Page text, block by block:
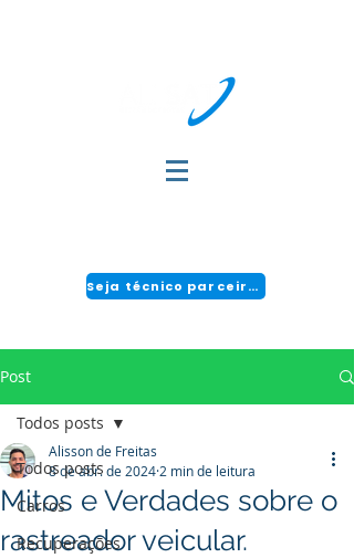
Seja técnico parceiro!
Post
Todos posts
Carros
Recuperações
Todos posts
Mitos e Verdades sobre o
rastreador veicular.
Alisson de Freitas
8 de abr. de 2024 2 min de leitura